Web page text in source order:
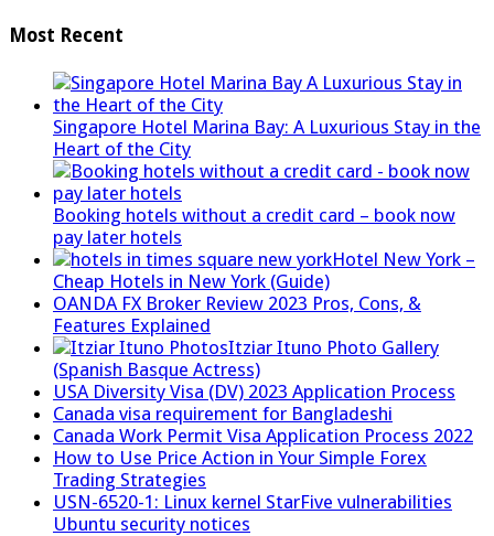
Most Recent
Singapore Hotel Marina Bay: A Luxurious Stay in the
Heart of the City
Booking hotels without a credit card – book now
pay later hotels
Hotel New York –
Cheap Hotels in New York (Guide)
OANDA FX Broker Review 2023 Pros, Cons, &
Features Explained
Itziar Ituno Photo Gallery
(Spanish Basque Actress)
USA Diversity Visa (DV) 2023 Application Process
Canada visa requirement for Bangladeshi
Canada Work Permit Visa Application Process 2022
How to Use Price Action in Your Simple Forex
Trading Strategies
USN-6520-1: Linux kernel StarFive vulnerabilities
Ubuntu security notices